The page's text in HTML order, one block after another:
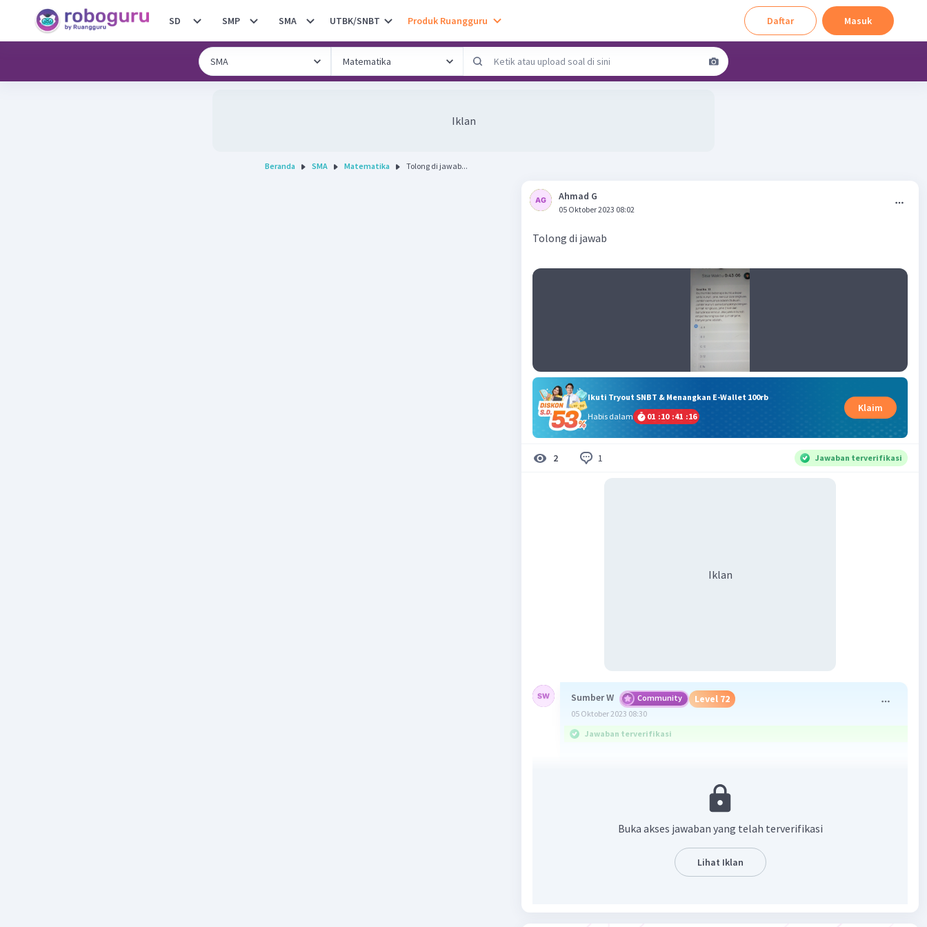
SD SMP SMA UTBK/SNBT Produk Ruangguru Daftar Masuk
Iklan
Beranda SMA Matematika Tolong di jawab...
Ahmad G
05 Oktober 2023 08:02
Tolong di jawab
Ikuti Tryout SNBT & Menangkan E-Wallet 100rb
Habis dalam
01 :10 :41 :15
Klaim
2 1 Jawaban terverifikasi
Iklan
Sumber W Community Level 72
05 Oktober 2023 08:30
Jawaban terverifikasi
kunyit + Jahe + kencur + lengkuas = 34
jahe = 2 x kencur --> Kencur = 1/2 jahe
Kunyit = Jahe - 4 --> Jahe = Kunyit + 4
Buka akses jawaban yang telah terverifikasi
Lihat Iklan